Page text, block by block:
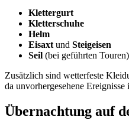
Klettergurt
Kletterschuhe
Helm
Eisaxt und Steigeisen
Seil (bei geführten Touren)
Zusätzlich sind wetterfeste
da unvorhergesehene
Übernachtung auf